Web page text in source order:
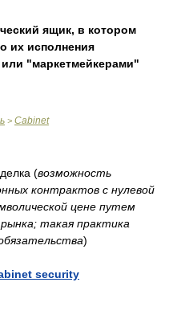
ящик, в котором
их исполнения
"маркетмейкерами"
> Cabinet
(возможность
контрактов с нулевой
цене путем
такая практика
)
security